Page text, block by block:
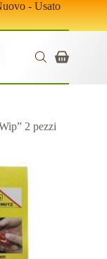
- Usato
Carrello
2 pezzi